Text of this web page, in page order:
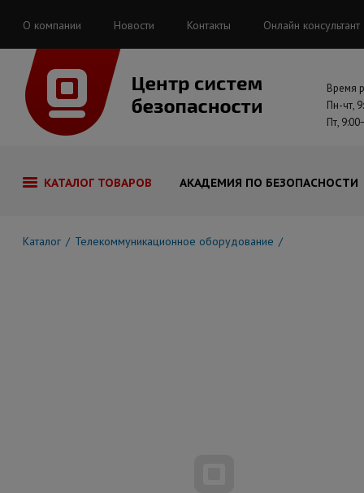
О компании Новости Контакты Онлайн консультант
Время
Пн-чт,
Пт,
КАТАЛОГ ТОВАРОВ АКАДЕМИЯ ПО БЕЗОПАСНОСТИ
Каталог Телекоммуникационное оборудование